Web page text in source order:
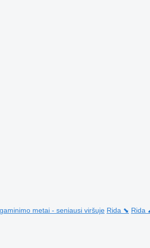
metai - seniausi viršuje Rida ⬊ Rida